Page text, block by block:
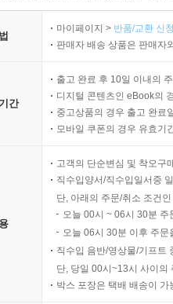
마이페이지 > 반품/교환 신
판매자 배송 상품은 판매자
간
출고 완료 후 10일 이내의
디지털 콘텐츠인 eBook의
중고상품의 경우 출고 완료
모바일 쿠폰의 경우 유효기
고객의 단순변심 및 착오구
직수입양서/직수입일서중
단, 아래의 주문/취소 조건
오늘 00시 ~ 06시 30분
오늘 06시 30분 이후 주
직수입 음반/영상물/기프트
단, 당일 00시~13시 사이의
박스 포장은 택배 배송이